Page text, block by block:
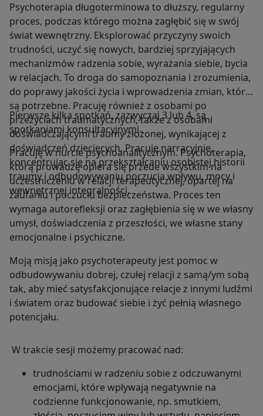
Psychoterapia długoterminowa to dłuższy, regularny
proces, podczas którego można zagłębić się w swój
świat wewnętrzny. Eksplorować przyczyny swoich
trudności, uczyć się nowych, bardziej sprzyjających
mechanizmów radzenia sobie, wyrażania siebie, bycia
w relacjach. To droga do samopoznania i zrozumienia,
do poprawy jakości życia i wprowadzenia zmian, które
są potrzebne. Pracuję również z osobami po
przeżyciach traumatycznych, także z osobami
doświadczającymi traumy złożonej, wynikającej z
doświadczeń dziecięcych. Pracuję narracyjnie,
koncentrując się na przekształcaniu osobistej historii
traumy i odbudowywaniu poczucia wpływu, mocy i
wewnętrznej integralności.
Pierwsze kilka spotkań, zazwyczaj 3 lub 4, są
spotkaniami konsultacyjnymi.
Pracuję w nurcie psychoanalitycznym. Psychoterapia,
którą prowadzę opiera się przede wszystkim na
uczestniczeniu w relacji terapeutycznej, opartej na
zaufaniu i poczuciu bezpieczeństwa. Proces ten
wymaga autorefleksji oraz zagłębienia się w we własny
umysł, doświadczenia z przeszłości, we własne stany
emocjonalne i psychiczne.
Moją misją jako psychoterapeuty jest pomoc w
odbudowywaniu dobrej, czułej relacji z samą/ym sobą
tak, aby mieć satysfakcjonujące relacje z innymi ludźmi
i światem oraz budować siebie i żyć pełnią własnego
potencjału.
W trakcie sesji możemy pracować nad:
trudnościami w radzeniu sobie z odczuwanymi
emocjami, które wpływają negatywnie na
codzienne funkcjonowanie, np. smutkiem,